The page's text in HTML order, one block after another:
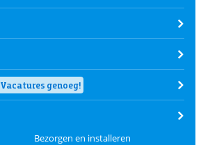
Vacatures genoeg!
Bezorgen en installeren